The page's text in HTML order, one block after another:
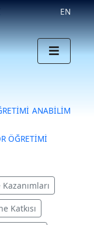
EN
ANABİLİM
ÖĞRETİMİ
Katkısı